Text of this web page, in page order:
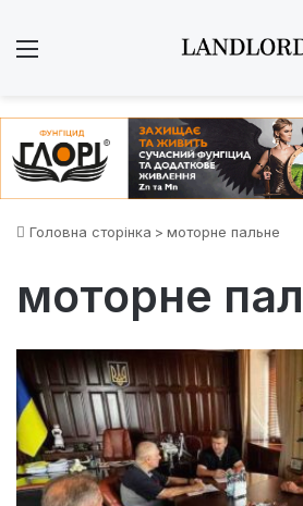
Головна сторінка > моторне пальне
моторне